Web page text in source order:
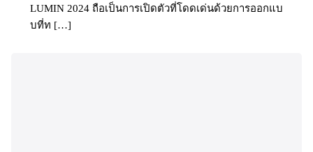
LUMIN 2024 ถือเป็นการเปิดตัวที่โดดเด่นด้วยการออกแบ
บที่ท […]